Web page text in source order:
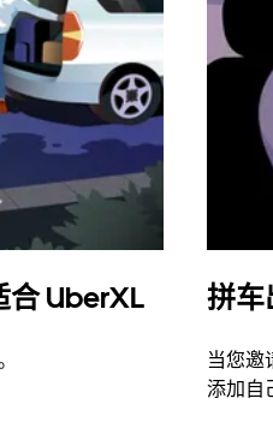
合 UberXL 拼车
当您邀
添加自